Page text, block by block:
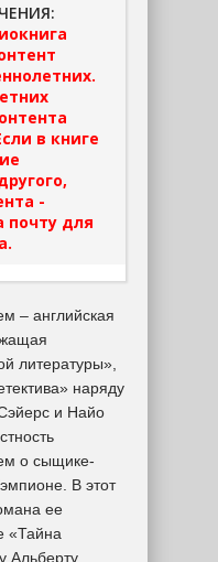
в книге
-
почту для
– английская
литературы»,
наряду
и Найо
о сыщике-
В этот
ее
«Тайна
Альберту